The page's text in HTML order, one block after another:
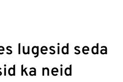
lugesid seda
ka neid